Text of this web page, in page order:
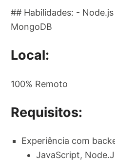
## Habilidades: -
MongoDB
Local:
100% Remoto
Requisitos:
Experiência com
JavaScript,